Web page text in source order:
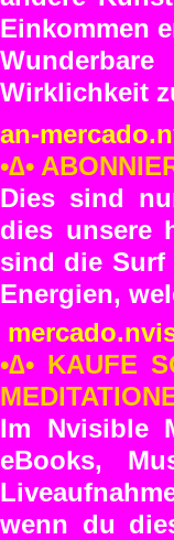
Einkommen
Wirklichkeit
an-
•∆•
Dies sind
dies unsere
sind die Surf
Energien,
•∆• KAUFE
Im Nvisible
eBooks,
wenn du